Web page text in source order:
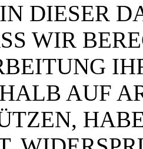
DIESER
WIR
AUF